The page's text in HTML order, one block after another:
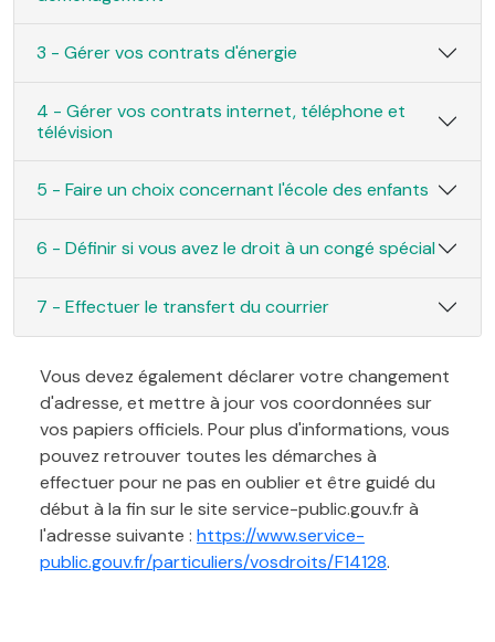
3 - Gérer vos contrats d'énergie
4 - Gérer vos contrats internet, téléphone et
télévision
5 - Faire un choix concernant l'école des enfants
6 - Définir si vous avez le droit à un congé spécial
7 - Effectuer le transfert du courrier
Vous devez également déclarer votre changement
d'adresse, et mettre à jour vos coordonnées sur
vos papiers officiels. Pour plus d'informations, vous
pouvez retrouver toutes les démarches à
effectuer pour ne pas en oublier et être guidé du
début à la fin sur le site service-public.gouv.fr à
l'adresse suivante : https://www.service-
public.gouv.fr/particuliers/vosdroits/F14128.